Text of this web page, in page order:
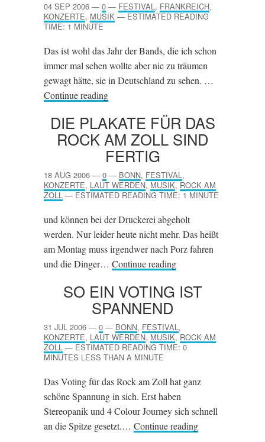
04 SEP 2006 — 0 — FESTIVAL, FRANKREICH,
KONZERTE, MUSIK —ESTIMATED READING
TIME: 1 MINUTE
Das ist wohl das Jahr der Bands, die ich schon
immer mal sehen wollte aber nie zu träumen
gewagt hätte, sie in Deutschland zu sehen. …
Continue reading
DIE PLAKATE FÜR DAS
ROCK AM ZOLL SIND
FERTIG
18 AUG 2006 — 0 — BONN, FESTIVAL,
KONZERTE, LAUT WERDEN,MUSIK,ROCK AM
ZOLL —ESTIMATED READING TIME: 1 MINUTE
und können bei der Druckerei abgeholt
werden. Nur leider heute nicht mehr. Das heißt
am Montag muss irgendwer nach Porz fahren
und die Dinger… Continue reading
SO EIN VOTING IST
SPANNEND
31 JUL 2006 — 0 — BONN, FESTIVAL,
KONZERTE, LAUT WERDEN,MUSIK,ROCK AM
ZOLL —ESTIMATED READING TIME: 0
MINUTES LESS THAN A MINUTE
Das Voting für das Rock am Zoll hat ganz
schöne Spannung in sich. Erst haben
Stereopanik und 4 Colour Journey sich schnell
an die Spitze gesetzt.… Continue reading